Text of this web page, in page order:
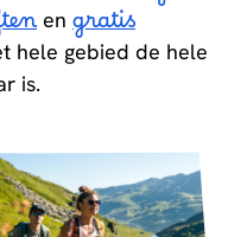
en gratis
hele gebied de hele
is.